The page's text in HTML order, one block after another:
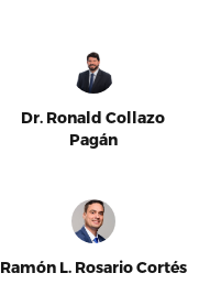
Dr. Ronald Collazo
Pagán
Ramón L. Rosario Cortés